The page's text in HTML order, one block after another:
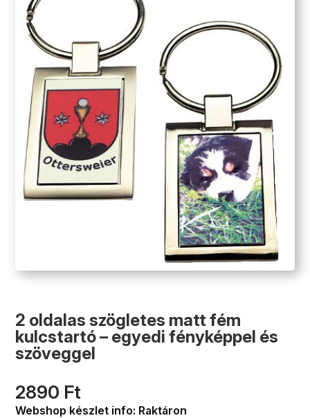
2 oldalas szögletes matt fém
kulcstartó – egyedi fényképpel és
szöveggel
2890 Ft
Webshop készlet info: Raktáron